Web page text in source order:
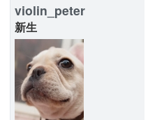
violin_peter
新生